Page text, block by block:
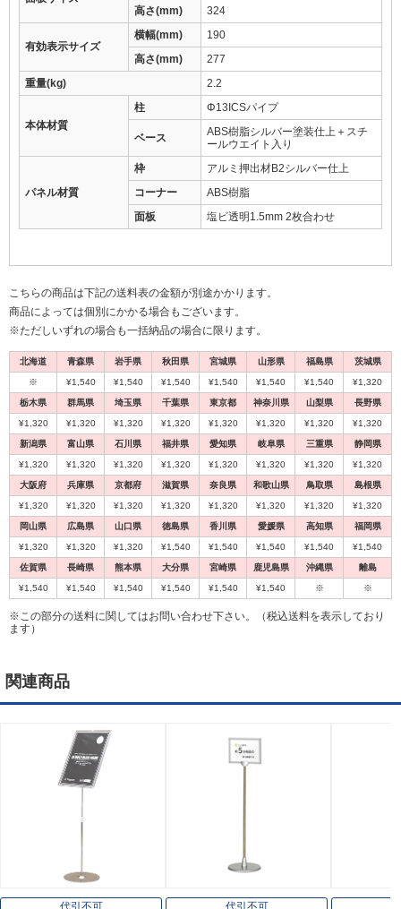
高さ(mm)
324
有効表示サイズ
横幅(mm)
190
高さ(mm)
277
重量(kg)
2.2
本体材質
柱 Φ13ICSパイプ
ベース
ABS樹脂シルバー塗装仕上＋スチ
ールウエイト入り
パネル材質
枠
アルミ押出材B2シルバー仕上
コーナー
ABS樹脂
面板
塩ビ透明1.5mm 2枚合わせ
こちらの商品は下記の送料表の金額が別途かかります。
商品によっては個別にかかる場合もございます。
※ただしいずれの場合も一括納品の場合に限ります。
※この部分の送料に関してはお問い合わせ下さい。（税込送料を表示しており
ます）
北海道 青森県 岩手県 秋田県 宮城県 山形県 福島県 茨城県
※ ¥1,540 ¥1,540 ¥1,540 ¥1,540 ¥1,540 ¥1,540 ¥1,320
栃木県 群馬県 埼玉県 千葉県 東京都 神奈川県 山梨県 長野県
¥1,320 ¥1,320 ¥1,320 ¥1,320 ¥1,320 ¥1,320 ¥1,320 ¥1,320
新潟県 富山県 石川県 福井県 愛知県 岐阜県 三重県 静岡県
¥1,320 ¥1,320 ¥1,320 ¥1,320 ¥1,320 ¥1,320 ¥1,320 ¥1,320
大阪府 兵庫県 京都府 滋賀県 奈良県 和歌山県 鳥取県 島根県
¥1,320 ¥1,320 ¥1,320 ¥1,320 ¥1,320 ¥1,320 ¥1,320 ¥1,320
岡山県 広島県 山口県 徳島県 香川県 愛媛県 高知県 福岡県
¥1,320 ¥1,320 ¥1,320 ¥1,540 ¥1,540 ¥1,540 ¥1,540 ¥1,540
佐賀県 長崎県 熊本県 大分県 宮崎県 鹿児島県 沖縄県 離島
¥1,540 ¥1,540 ¥1,540 ¥1,540 ¥1,540 ¥1,540 ※ ※
関連商品
代引不可 代引不可